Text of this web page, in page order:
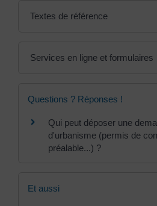
Textes de référence
Services en ligne et formulaires
Questions ? Réponses !
Qui peut déposer une
d'urbanisme (permis de
préalable...) ?
Et aussi